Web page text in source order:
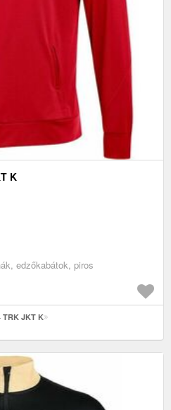
K
edzőkabátok, piros
TRK JKT K